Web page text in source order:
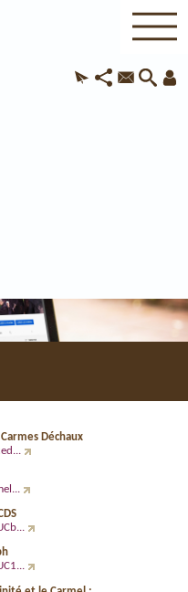
Déchaux